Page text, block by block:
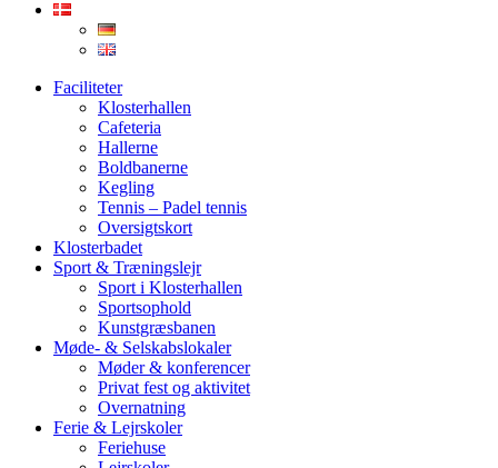
Faciliteter
Klosterhallen
Cafeteria
Hallerne
Boldbanerne
Kegling
Tennis – Padel tennis
Oversigtskort
Klosterbadet
Sport & Træningslejr
Sport i Klosterhallen
Sportsophold
Kunstgræsbanen
Møde- & Selskabslokaler
Møder & konferencer
Privat fest og aktivitet
Overnatning
Ferie & Lejrskoler
Feriehuse